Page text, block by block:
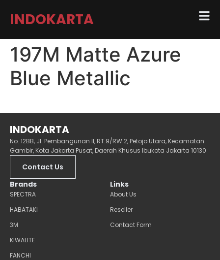
INDOKARTA
197M Matte Azure
Blue Metallic
INDOKARTA
No. 12BB, Jl. Pembangunan II, RT.9/RW.2, Petojo Utara, Kecamatan
Gambir, Kota Jakarta Pusat, Daerah Khusus Ibukota Jakarta 10130
Contact Us
Brands
SPECTRA
HABATAKI
3M
KIWALITE
FANCHI
Links
About Us
Reseller
Contact Form